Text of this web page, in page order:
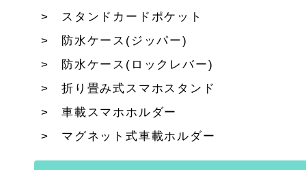
スタンドカードポケット
防水ケース(ジッパー)
防水ケース(ロックレバー)
折り畳み式スマホスタンド
車載スマホホルダー
マグネット式車載ホルダー